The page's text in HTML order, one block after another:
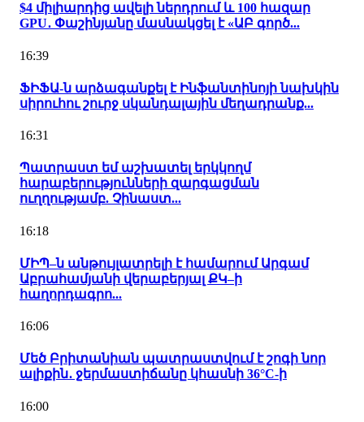
$4 միլիարդից ավելի ներդրում և 100 հազար
GPU․ Փաշինյանը մասնակցել է «ԱԲ գործ...
16:39
ՖԻՖԱ-ն արձագանքել է Ինֆանտինոյի նախկին
սիրուհու շուրջ սկանդալային մեղադրանք...
16:31
Պատրաստ եմ աշխատել երկկողմ
հարաբերությունների զարգացման
ուղղությամբ. Չինաստ...
16:18
ՄԻՊ–ն անթույլատրելի է համարում Արգամ
Աբրահամյանի վերաբերյալ ՔԿ–ի
հաղորդագրո...
16:06
Մեծ Բրիտանիան պատրաստվում է շոգի նոր
ալիքին․ ջերմաստիճանը կհասնի 36°C-ի
16:00